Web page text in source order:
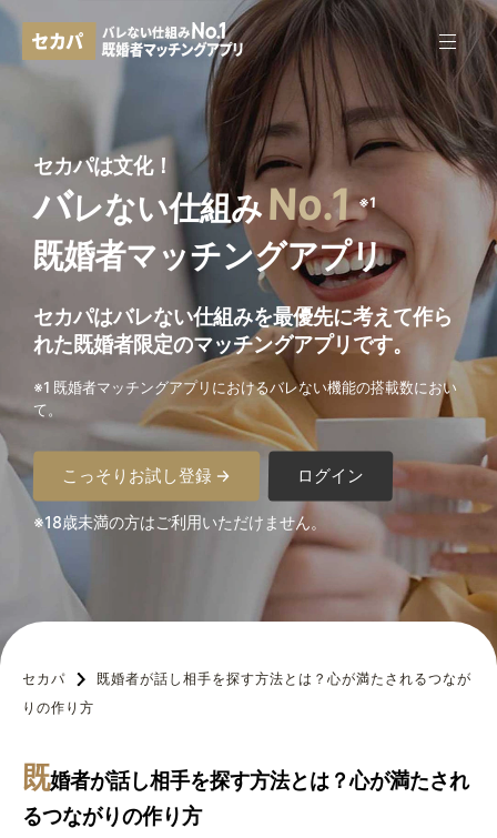
セカパは文化！
バレない仕組みNo.1 ※1
既婚者マッチングアプリ
セカパはバレない仕組みを最優先に考えて作ら
れた既婚者限定のマッチングアプリです。
※1 既婚者マッチングアプリにおけるバレない機能の搭載数におい
て。
こっそりお試し登録 → ログイン
※18歳未満の方はご利用いただけません。
セカパ
既婚者が話し相手を探す方法とは？心が満たされるつなが
りの作り方
既婚者が話し相手を探す方法とは？心が満たされ
るつながりの作り方